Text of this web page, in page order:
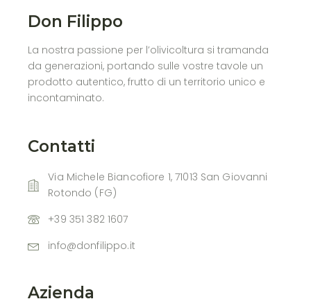
Don Filippo
La nostra passione per l’olivicoltura si tramanda
da generazioni, portando sulle vostre tavole un
prodotto autentico, frutto di un territorio unico e
incontaminato.
Contatti
Via Michele Biancofiore 1, 71013 San Giovanni
Rotondo (FG)
+39 351 382 1607
info@donfilippo.it
Azienda